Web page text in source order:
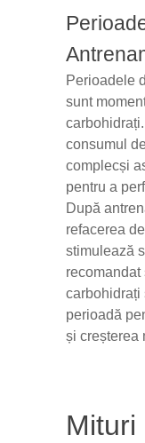
Perioadele
sunt
consumul
complecși
pentru a
După
refacerea
stimulează
carbohidrați
perioadă
și creșterea
Mituri